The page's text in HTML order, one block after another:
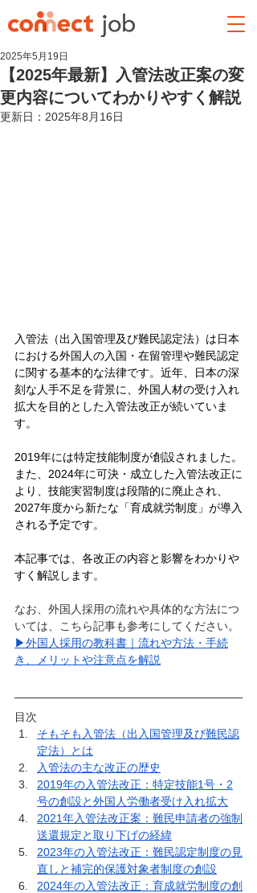
【2025年最新】入管法改正案の変
更内容についてわかりやすく解説
2025年5月19日
更新日： 2025年8月16日
入管法（出入国管理及び難民認定法）は日本
における外国人の入国・在留管理や難民認定
に関する基本的な法律です。近年、日本の深
刻な人手不足を背景に、外国人材の受け入れ
拡大を目的とした入管法改正が続いていま
す。
2019年には特定技能制度が創設されました。
また、2024年に可決・成立した入管法改正に
より、技能実習制度は段階的に廃止され、
2027年度から新たな「育成就労制度」が導入
される予定です。
本記事では、各改正の内容と影響をわかりや
すく解説します。
なお、外国人採用の流れや具体的な方法につ
いては、こちら記事も参考にしてください。
▶外国人採用の教科書｜流れや方法・手続
き、メリットや注意点を解説
目次
そもそも 入管法（出入国管理及び難民認
定法）とは
入管法の主な改正の歴史
2019年の入管法改正：特定技能1号・2
号の創設と外国人労働者受け入れ拡大
2021年入管法改正案：難民申請者の強制
送還規定と取り下げの経緯
2023年の入管法改正：難民認定制度の見
直しと補完的保護対象者制度の創設
2024年の入管法改正：育成就労制度の創